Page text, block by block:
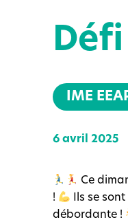
IME
6 avril 2025
Ce
!
Ils se
débordante !